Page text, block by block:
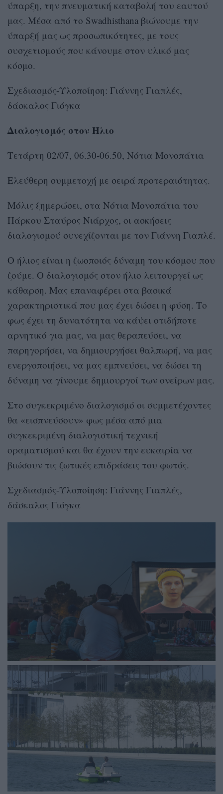
ύπαρξη, την πνευματική καταβολή του εαυτού
μας. Μέσα από το Swadhisthana βιώνουμε την
ύπαρξή μας ως προσωπικότητες, με τους
συσχετισμούς που κάνουμε στον υλικό μας
κόσμο.
Σχεδιασμός-Υλοποίηση: Γιάννης Γιαπλές,
δάσκαλος Γιόγκα
Διαλογισμός στον Ήλιο
Τετάρτη 02/07, 06.30-06.50, Νότια Μονοπάτια
Ελεύθερη συμμετοχή με σειρά προτεραιότητας.
Μόλις ξημερώσει, στα Νότια Μονοπάτια του
Πάρκου Σταύρος Νιάρχος, οι ασκήσεις
διαλογισμού συνεχίζονται με τον Γιάννη Γιαπλέ.
Ο ήλιος είναι η ζωοποιός δύναμη του κόσμου που
ζούμε. Ο διαλογισμός στον ήλιο λειτουργεί ως
κάθαρση. Μας επαναφέρει στα βασικά
χαρακτηριστικά που μας έχει δώσει η φύση. Το
φως έχει τη δυνατότητα να κάψει οτιδήποτε
αρνητικό για μας, να μας θεραπεύσει, να
παρηγορήσει, να δημιουργήσει θαλπωρή, να μας
ενεργοποιήσει, να μας εμπνεύσει, να δώσει τη
δύναμη να γίνουμε δημιουργοί των ονείρων μας.
Στο συγκεκριμένο διαλογισμό οι συμμετέχοντες
θα «εισπνεύσουν» φως μέσα από μια
συγκεκριμένη διαλογιστική τεχνική
οραματισμού και θα έχουν την ευκαιρία να
βιώσουν τις ζωτικές επιδράσεις του φωτός.
Σχεδιασμός-Υλοποίηση: Γιάννης Γιαπλές,
δάσκαλος Γιόγκα